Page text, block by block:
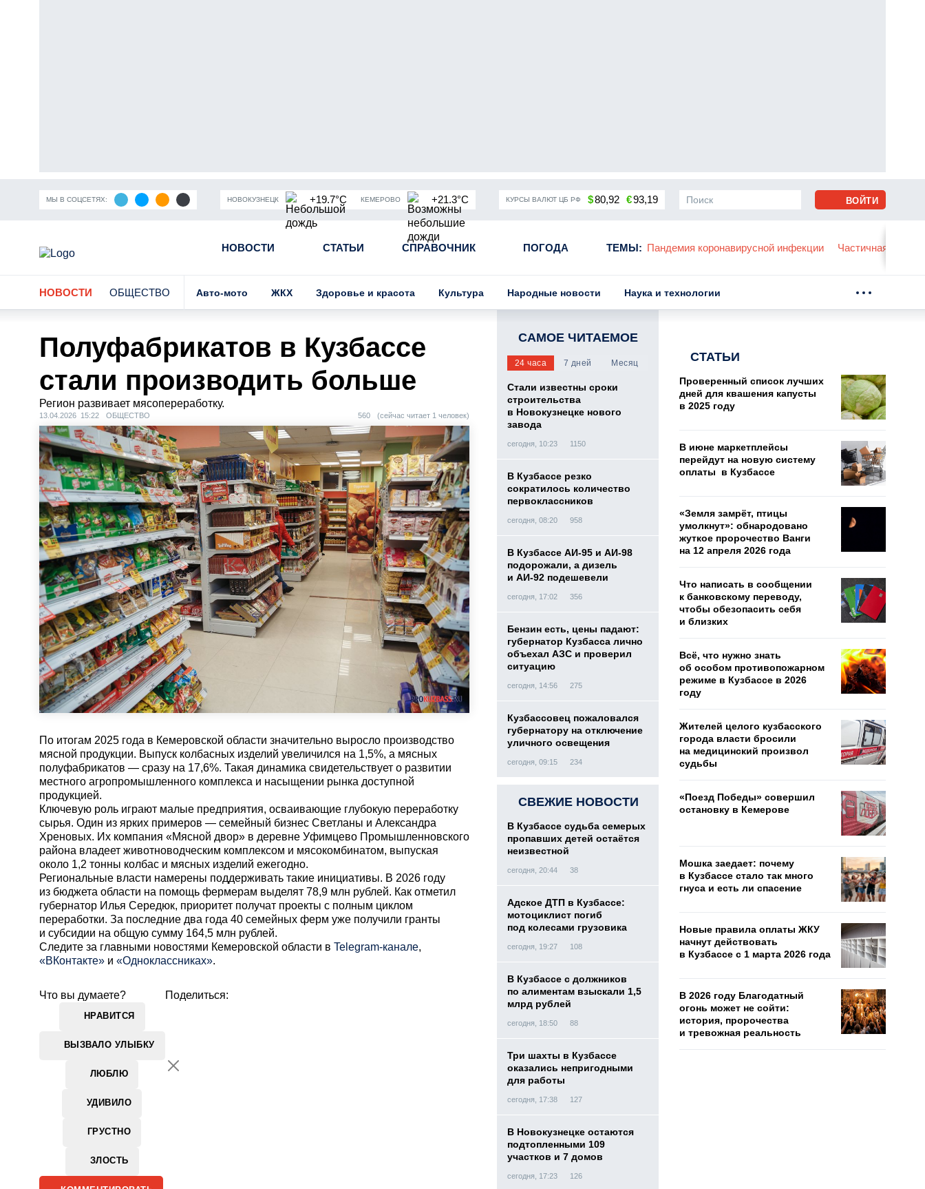
МЫ В СОЦСЕТЯХ: НОВОКУЗНЕЦК +19.7°C КЕМЕРОВО +21.3°C КУРСЫ ВАЛЮТ ЦБ РФ $80,92 €93,19
НОВОСТИ СТАТЬИ СПРАВОЧНИК ПОГОДА ТЕМЫ:
Кузбасса Пандемия коронавирусной инфекции Частичная мобилизация в России Угольная промышленность Кузбасса Пандемия коронавирусной инфекции Частичная
ВОЙТИ
НОВОСТИ ОБЩЕСТВО Авто-мото ЖКХ Здоровье и красота Культура Народные новости Наука и технологии
Полуфабрикатов в Кузбассе
стали производить больше
Регион развивает мясопереработку.
13.04.2026 15:22 ОБЩЕСТВО 560 (сейчас читает 1 человек)
По итогам 2025 года в Кемеровской области значительно выросло производство
мясной продукции. Выпуск колбасных изделий увеличился на 1,5%, а мясных
полуфабрикатов — сразу на 17,6%. Такая динамика свидетельствует о развитии
местного агропромышленного комплекса и насыщении рынка доступной
продукцией.
Ключевую роль играют малые предприятия, осваивающие глубокую переработку
сырья. Один из ярких примеров — семейный бизнес Светланы и Александра
Хреновых. Их компания «Мясной двор» в деревне Уфимцево Промышленновского
района владеет животноводческим комплексом и мясокомбинатом, выпуская
около 1,2 тонны колбас и мясных изделий ежегодно.
Региональные власти намерены поддерживать такие инициативы. В 2026 году
из бюджета области на помощь фермерам выделят 78,9 млн рублей. Как отметил
губернатор Илья Середюк, приоритет получат проекты с полным циклом
переработки. За последние два года 40 семейных ферм уже получили гранты
и субсидии на общую сумму 164,5 млн рублей.
Cледите за главными новостями Кемеровской области в Telegram-канале,
«ВКонтакте» и «Одноклассниках».
Что вы думаете?
НРАВИТСЯ
ВЫЗВАЛО УЛЫБКУ
ЛЮБЛЮ
УДИВИЛО
ГРУСТНО
ЗЛОСТЬ
Поделиться:
САМОЕ ЧИТАЕМОЕ
24 часа 7 дней Месяц
Стали известны сроки
строительства
в Новокузнецке нового
завода
сегодня, 10:23 1150
В Кузбассе резко
сократилось количество
первоклассников
сегодня, 08:20 958
В Кузбассе АИ-95 и АИ-98
подорожали, а дизель
и АИ-92 подешевели
сегодня, 17:02 356
Бензин есть, цены падают:
губернатор Кузбасса лично
объехал АЗС и проверил
ситуацию
сегодня, 14:56 275
Кузбассовец пожаловался
губернатору на отключение
уличного освещения
сегодня, 09:15 234
СВЕЖИЕ НОВОСТИ
В Кузбассе судьба семерых
пропавших детей остаётся
неизвестной
сегодня, 20:44 38
Адское ДТП в Кузбассе:
мотоциклист погиб
под колесами грузовика
сегодня, 19:27 108
В Кузбассе с должников
по алиментам взыскали 1,5
млрд рублей
сегодня, 18:50 88
Три шахты в Кузбассе
оказались непригодными
для работы
сегодня, 17:38 127
В Новокузнецке остаются
подтопленными 109
участков и 7 домов
сегодня, 17:23 126
СТАТЬИ
Проверенный список лучших
дней для квашения капусты
в 2025 году
В июне маркетплейсы
перейдут на новую систему
оплаты в Кузбассе
«Земля замрёт, птицы
умолкнут»: обнародовано
жуткое пророчество Ванги
на 12 апреля 2026 года
Что написать в сообщении
к банковскому переводу,
чтобы обезопасить себя
и близких
Всё, что нужно знать
об особом противопожарном
режиме в Кузбассе в 2026
году
Жителей целого кузбасского
города власти бросили
на медицинский произвол
судьбы
«Поезд Победы» совершил
остановку в Кемерове
Мошка заедает: почему
в Кузбассе стало так много
гнуса и есть ли спасение
Новые правила оплаты ЖКУ
начнут действовать
в Кузбассе с 1 марта 2026 года
В 2026 году Благодатный
огонь может не сойти:
история, пророчества
и тревожная реальность